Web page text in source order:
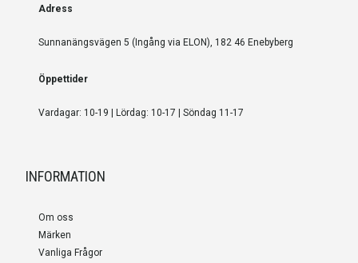
Adress
Sunnanängsvägen 5 (Ingång via ELON), 182 46 Enebyberg
Öppettider
Vardagar: 10-19 | Lördag: 10-17 | Söndag 11-17
INFORMATION
Om oss
Märken
Vanliga Frågor